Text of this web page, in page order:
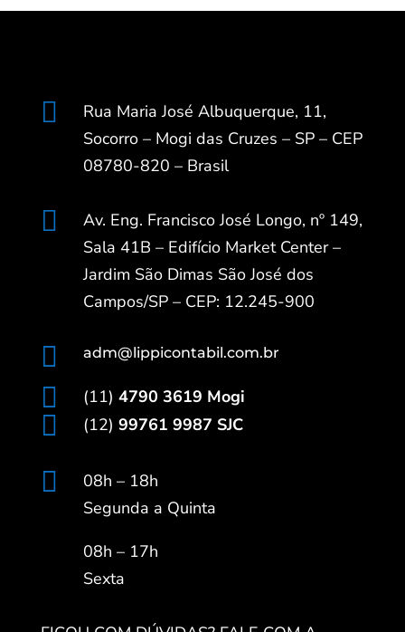

Rua Maria José Albuquerque, 11,
Socorro – Mogi das Cruzes – SP – CEP
08780-820 – Brasil

Av. Eng. Francisco José Longo, nº 149,
Sala 41B – Edifício Market Center –
Jardim São Dimas São José dos
Campos/SP – CEP: 12.245-900
 adm@lippicontabil.com.br
 (11) 4790 3619 Mogi
 (12) 99761 9987 SJC

08h – 18h
Segunda a Quinta
08h – 17h
Sexta